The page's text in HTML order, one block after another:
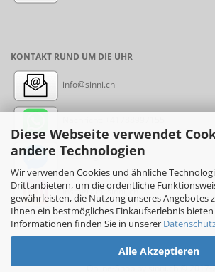
Diese Webseite verwendet
andere Technologien
Wir verwenden Cookies und ähnliche
Drittanbietern, um die ordentliche
gewährleisten, die Nutzung unseres Angebotes
Ihnen ein bestmögliches Einkaufserlebnis
Informationen finden Sie in unserer
Alle Akzeptieren
KONTAKT RUND UM DIE UHR
info@sinni.ch
Messenger: sinni.ch
Instagram: sinni_ch
Online-Shopby sinni.ch © 2017-